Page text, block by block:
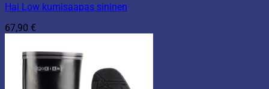
Hai Low kumisaapas sininen
67,90 €